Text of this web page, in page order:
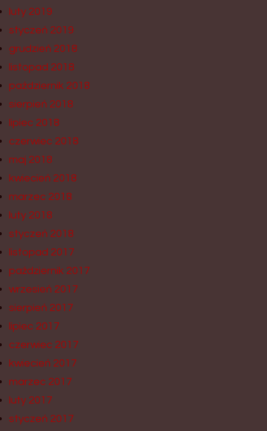
luty 2019
styczeń 2019
grudzień 2018
listopad 2018
październik 2018
sierpień 2018
lipiec 2018
czerwiec 2018
maj 2018
kwiecień 2018
marzec 2018
luty 2018
styczeń 2018
listopad 2017
październik 2017
wrzesień 2017
sierpień 2017
lipiec 2017
czerwiec 2017
kwiecień 2017
marzec 2017
luty 2017
styczeń 2017